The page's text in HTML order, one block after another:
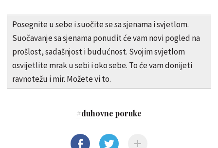
Posegnite u sebe i suočite se sa sjenama i svjetlom.
Suočavanje sa sjenama ponudit će vam novi pogled na
prošlost, sadašnjost i budućnost. Svojim svjetlom
osvijetlite mrak u sebi i oko sebe. To će vam donijeti
ravnotežu i mir. Možete vi to.
#duhovne poruke